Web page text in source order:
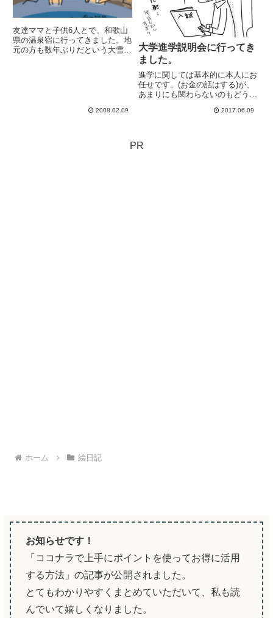
友達ママと子供6人とで、和歌山
県の温泉宿に行ってきました。地
元の方も数年ぶりだという大雪に
2008.02.09
大学進学説明会に行ってき
ました。
進学に関しては基本的に本人にお
任せです。(お金の話はする)が、
あまりにも関わらないのもどうか
きました。1,2年生の保護者さん
した。リクルートから講師の...
2017.06.09
PR
ホーム 絵日記
お知らせです！
「ココナラで上手にポイントを使ってお得に活用
する方法」の記事が公開されました。
とてもわかりやすくまとめていただいて、私も読
んでいて嬉しくなりました。